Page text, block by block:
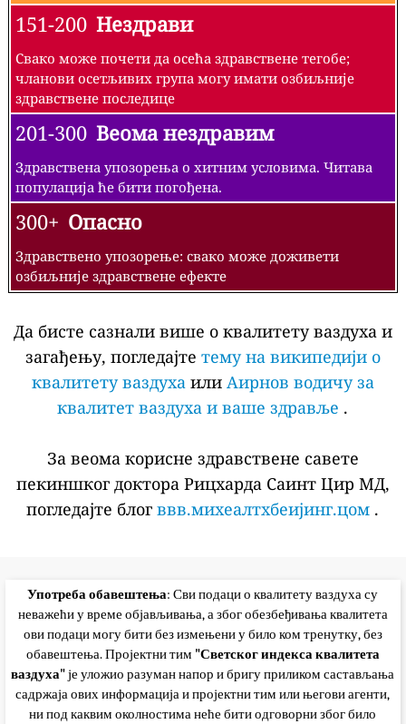
151-200 Нездрави
Свако може почети да осећа здравствене тегобе;
чланови осетљивих група могу имати озбиљније
здравствене последице
201-300 Веома нездравим
Здравствена упозорења о хитним условима. Читава
популација ће бити погођена.
300+ Опасно
Здравствено упозорење: свако може доживети
озбиљније здравствене ефекте
Да бисте сазнали више о квалитету ваздуха и
загађењу, погледајте тему на википедији о
квалитету ваздуха или Аирнов водичу за
квалитет ваздуха и ваше здравље .
За веома корисне здравствене савете
пекиншког доктора Рицхарда Саинт Цир МД,
погледајте блогввв.михеалтхбеијинг.цом .
Употреба обавештења: Сви подаци о квалитету ваздуха су
неважећи у време објављивања, а због обезбеђивања квалитета
ови подаци могу бити без измењени у било ком тренутку, без
обавештења. Пројектни тим "Светског индекса квалитета
ваздуха"је уложио разуман напор и бригу приликом састављања
садржаја ових информација и пројектни тим или његови агенти,
ни под каквим околностима неће бити одговорни због било